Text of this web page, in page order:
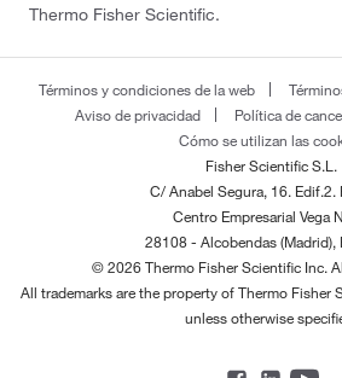
Thermo Fisher Scientific.
Términos y condiciones de la web
Aviso de privacidad
Política de
Cómo se utilizan las
Fisher Scientific S.L.
C/ Anabel Segura, 16. Edif.2.
Centro Empresarial Vega
28108 - Alcobendas (Madrid),
© 2026 Thermo Fisher Scientific Inc.
All trademarks are the property of Thermo Fisher
unless otherwise